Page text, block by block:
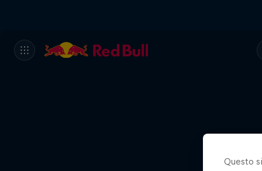
Questo